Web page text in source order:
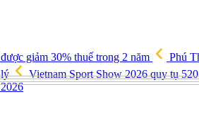
giảm 30% thuế trong 2 năm
Phú
lý
Vietnam Sport Show 2026 quy tụ